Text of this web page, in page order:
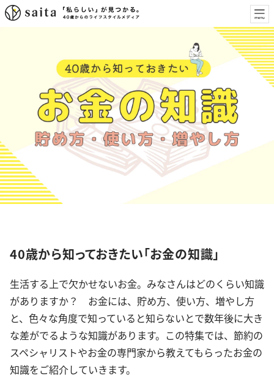
40歳から知っておきたい「お金の知識」
生活する上で欠かせないお金。みなさんはどのくらい知識
がありますか？ お金には、貯め方、使い方、増やし方
と、色々な角度で知っていると知らないとで数年後に大き
な差がでるような知識があります。この特集では、節約の
スペシャリストやお金の専門家から教えてもらったお金の
知識をご紹介していきます。